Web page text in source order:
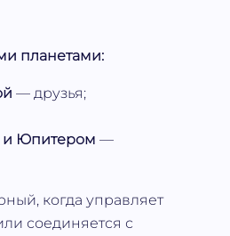
планетами:
— друзья;
и Юпитером —
когда управляет
соединяется с